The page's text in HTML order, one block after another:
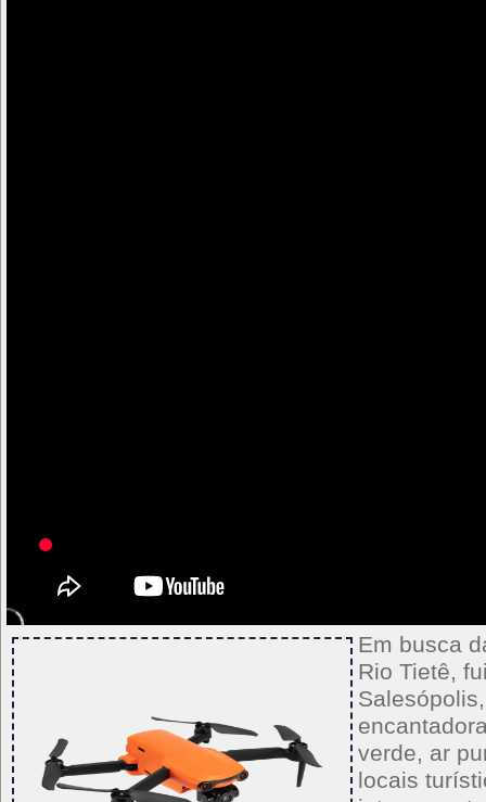
Em busca
Rio Tietê,
verde, ar
locais